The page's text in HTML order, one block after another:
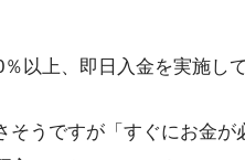
以上、即日入金を実施し
うですが「すぐにお金が